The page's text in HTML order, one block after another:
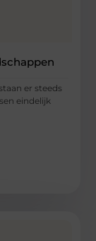
er steeds
eindelijk